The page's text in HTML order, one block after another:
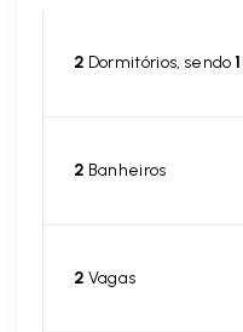
2 Dormitórios, sendo1
2 Banheiros
2 Vagas